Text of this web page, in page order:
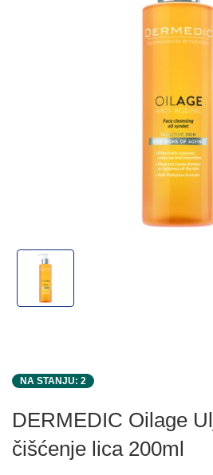
NA STANJU: 2
DERMEDIC Oilage
čišćenje lica 200ml